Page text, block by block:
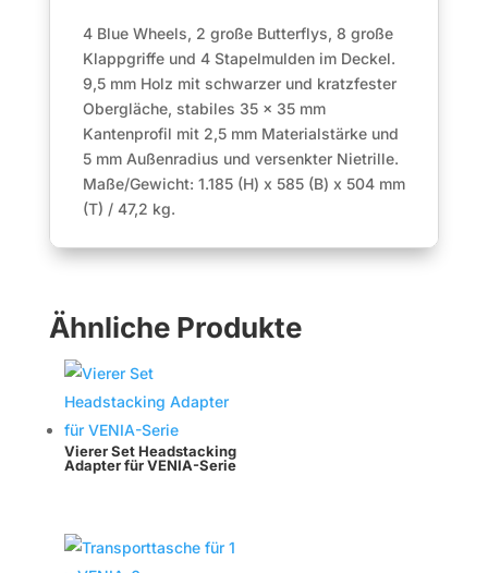
4 Blue Wheels, 2 große Butterflys, 8 große
Klappgriffe und 4 Stapelmulden im Deckel.
9,5 mm Holz mit schwarzer und kratzfester
Obergläche, stabiles 35 x 35 mm
Kantenprofil mit 2,5 mm Materialstärke und
5 mm Außenradius und versenkter Nietrille.
Maße/Gewicht: 1.185 (H) x 585 (B) x 504 mm
(T) / 47,2 kg.
Ähnliche Produkte
Vierer Set Headstacking
Adapter für VENIA-Serie